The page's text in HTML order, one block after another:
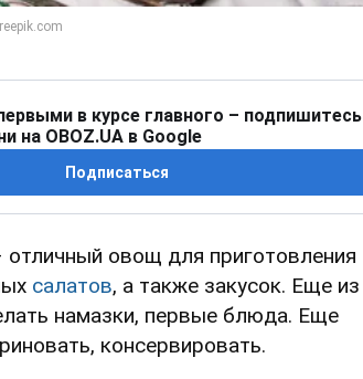
в курсе главного – подпишитесь
на OBOZ.UA в Google
Подписаться
отличный овощ для приготовления
салатов, а также закусок. Еще из
намазки, первые блюда. Еще
консервировать.